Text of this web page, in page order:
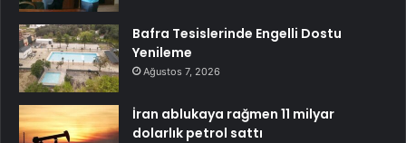
Bafra Tesislerinde Engelli Dostu
Yenileme
Ağustos 7, 2026
İran ablukaya rağmen 11 milyar
dolarlık petrol sattı